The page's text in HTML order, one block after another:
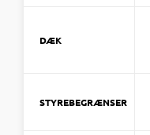
DÆK
STYREBEGRÆNSER